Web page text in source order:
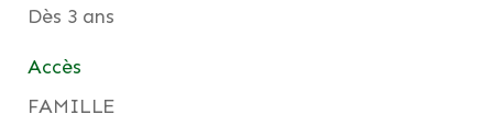
Dès 3 ans
Accès
FAMILLE